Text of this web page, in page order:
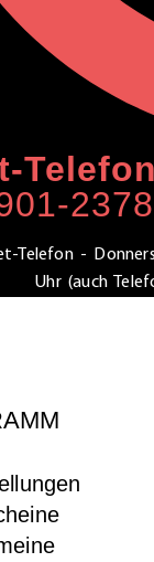
Telefon -
Uhr (auch